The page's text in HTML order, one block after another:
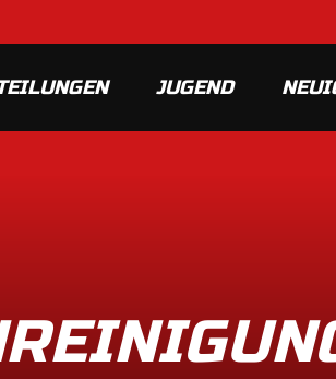
JUGEND